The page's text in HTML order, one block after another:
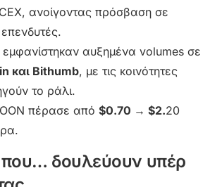
ανοίγοντας πρόσβαση σε
αυξημένα volumes σε
και Bithumb, με τις κοινότητες
το ράλι.
πέρασε από $0.70 → $2.20
δουλεύουν υπέρ